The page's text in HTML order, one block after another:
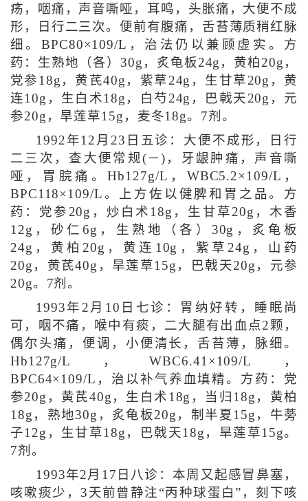
疡，咽痛，声音嘶哑，耳鸣，头胀痛，大便不成
形，日行二三次。便前有腹痛，舌苔薄质稍红脉
细。BPC80×109/L，治法仍以兼顾虚实。方
药：生熟地（各）30g，炙龟板24g，黄柏20g，
党参18g，黄芪40g，紫草24g，生甘草20g，黄
连10g，生白术18g，白芍24g，巴戟天20g，元
参20g，旱莲草15g，麦冬18g。7剂。
1992年12月23日五诊：大便不成形，日行
二三次，查大便常规(－)，牙龈肿痛，声音嘶
哑，胃脘痛。Hb127g/L，WBC5.2×109/L，
BPC118×109/L。上方佐以健脾和胃之品。方
药：党参20g，炒白术18g，生甘草20g，木香
12g，砂仁6g，生熟地（各）30g，炙龟板
24g，黄柏20g，黄连10g，紫草24g，山药
20g，黄芪40g，旱莲草15g，巴戟天20g，元参
20g。7剂。
1993年2月10日七诊：胃纳好转，睡眠尚
可，咽不痛，喉中有痰，二大腿有出血点2颗，
偶尔头痛，便调，小便清长，舌苔薄，脉细。
Hb127g/L，WBC6.41×109/L，
BPC64×109/L，治以补气养血填精。方药：党
参20g，黄芪40g，生白术18g，当归18g，黄柏
18g，熟地30g，炙龟板20g，制半夏15g，牛蒡
子12g，生甘草18g，巴戟天18g，旱莲草15g。
7剂。
1993年2月17日八诊：本周又起感冒鼻塞，
咳嗽痰少，3天前曾静注“丙种球蛋白”，刻下咳